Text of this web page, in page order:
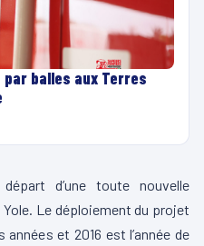
balles aux Terres
d’une toute nouvelle
Le déploiement du projet
et 2016 est l’année de